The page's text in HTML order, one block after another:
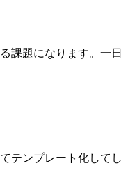
課題になります。一日
テンプレート化してし